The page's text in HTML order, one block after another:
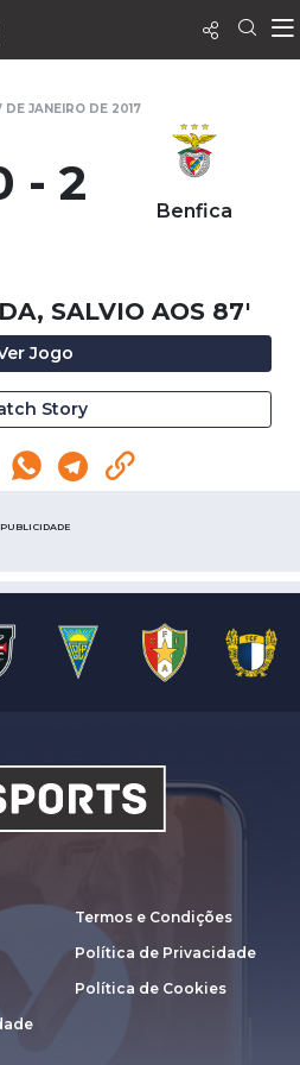
DE JANEIRO DE 2017
- 2 Benfica
SALVIO AOS 87'
Jogo
Story
PUBLICIDADE
Termos e Condições
Política de Privacidade
Política de Cookies